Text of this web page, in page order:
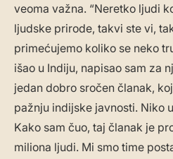
veoma važna. “Neretko ljudi
ljudske prirode, takvi ste vi,
primećujemo koliko se neko
išao u Indiju, napisao sam za
jedan dobro sročen članak,
pažnju indijske javnosti. Niko
Kako sam čuo, taj članak je
miliona ljudi. Mi smo time